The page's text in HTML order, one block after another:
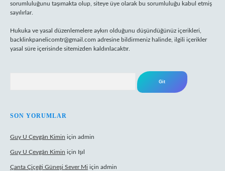
sorumluluğunu taşımakta olup, siteye üye olarak bu sorumluluğu kabul etmiş
sayılırlar.
Hukuka ve yasal düzenlemelere aykırı olduğunu düşündüğünüz içerikleri,
backlinkpanelicomtr@gmail.com adresine bildirmeniz halinde, ilgili içerikler
yasal süre içerisinde sitemizden kaldırılacaktır.
SON YORUMLAR
Guy U Çevgân Kimin için admin
Guy U Çevgân Kimin için Işıl
Çanta Çiçeği Güneşi Sever Mi için admin